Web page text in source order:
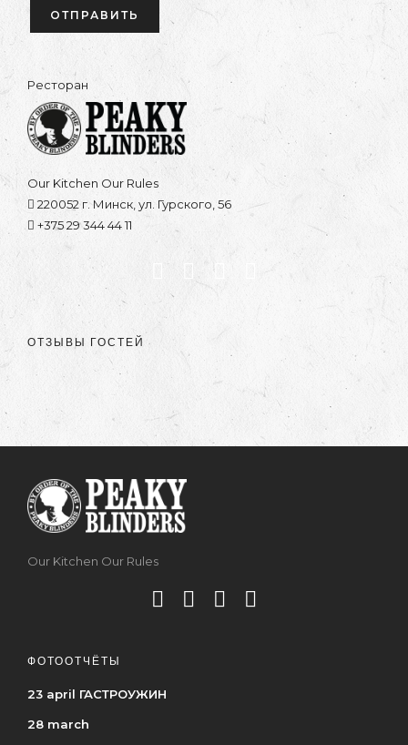
Ресторан
Our Kitchen Our Rules
220052 г. Минск, ул. Гурского, 56
+375 29 344 44 11
ОТЗЫВЫ ГОСТЕЙ
Our Kitchen Our Rules
ФОТООТЧЁТЫ
23 april ГАСТРОУЖИН
28 march